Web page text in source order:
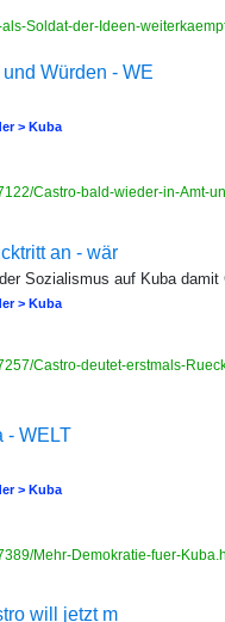
Soldat-der-Ideen-
Würden - WE
> Kuba
Castro-bald-wieder-in-Amt-
an - wär
Sozialismus auf Kuba damit
> Kuba
Castro-deutet-erstmals-
- WELT
> Kuba
Mehr-Demokratie-fuer-
will jetzt m